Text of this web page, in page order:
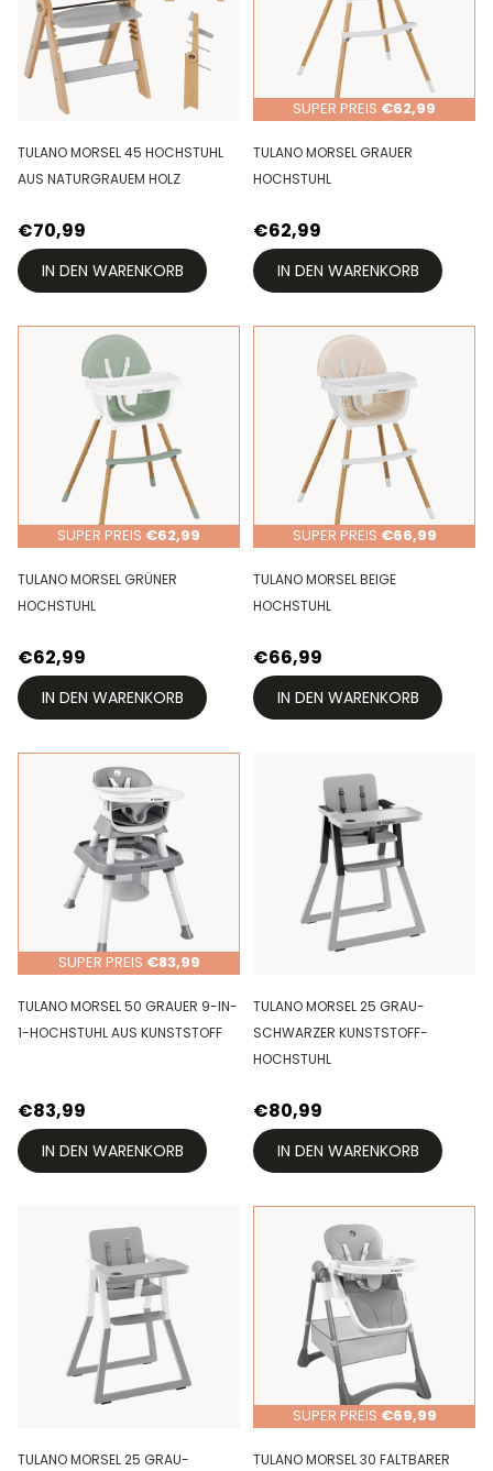
TULANO MORSEL 45 HOCHSTUHL
AUS NATURGRAUEM HOLZ
€70,99
IN DEN WARENKORB
SUPER PREIS €62,99
TULANO MORSEL GRAUER
HOCHSTUHL
€62,99
IN DEN WARENKORB
SUPER PREIS €62,99
TULANO MORSEL GRÜNER
HOCHSTUHL
€62,99
IN DEN WARENKORB
SUPER PREIS €66,99
TULANO MORSEL BEIGE
HOCHSTUHL
€66,99
IN DEN WARENKORB
SUPER PREIS €83,99
TULANO MORSEL 50 GRAUER 9-IN-
1-HOCHSTUHL AUS KUNSTSTOFF
€83,99
IN DEN WARENKORB
TULANO MORSEL 25 GRAU-
SCHWARZER KUNSTSTOFF-
HOCHSTUHL
€80,99
IN DEN WARENKORB
TULANO MORSEL 25 GRAU-
SUPER PREIS €69,99
TULANO MORSEL 30 FALTBARER